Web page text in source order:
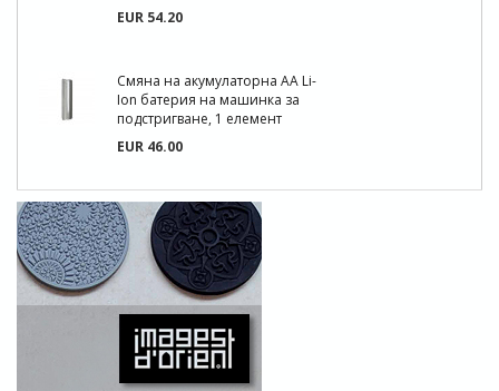
EUR 54.20
Смяна на акумулаторна AA Li-
Ion батерия на машинка за
подстригване, 1 елемент
EUR 46.00